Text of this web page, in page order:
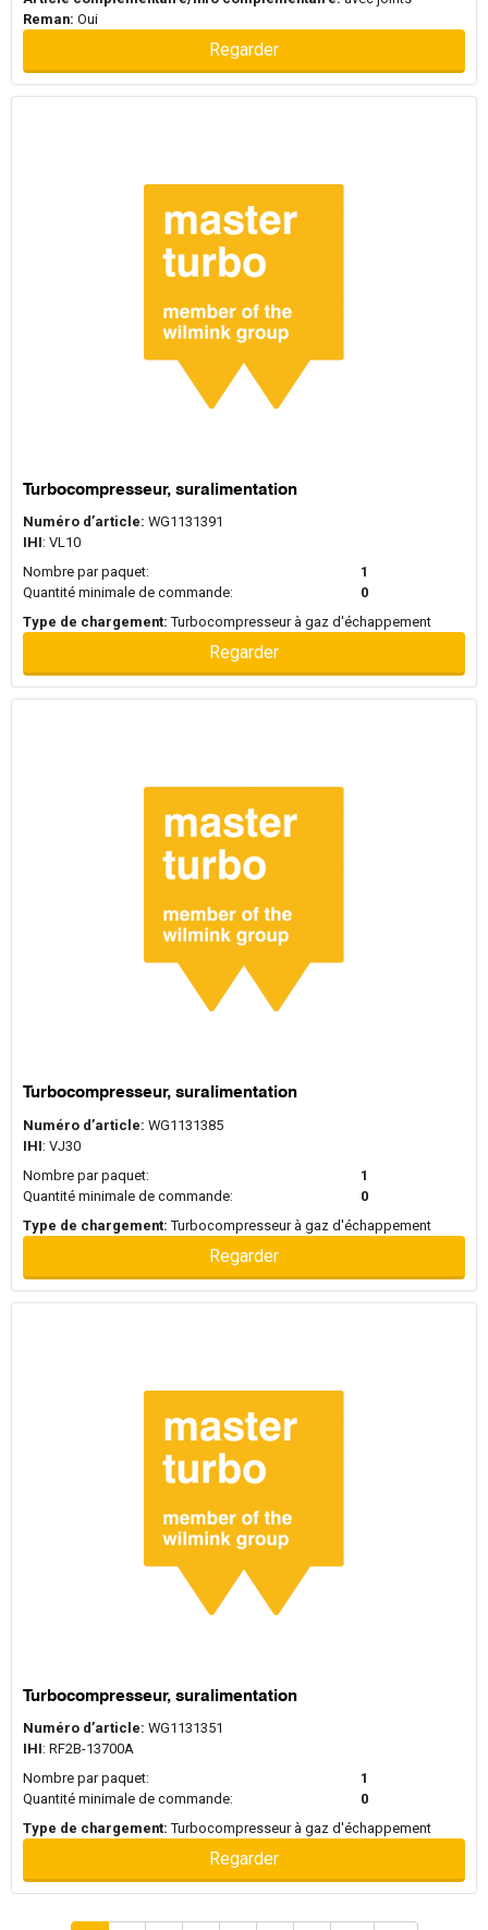
Reman: Oui
Regarder
Turbocompresseur, suralimentation
Numéro d’article: WG1131391
IHI: VL10
Nombre par paquet:
1
Quantité minimale de commande:
0
Type de chargement: Turbocompresseur à gaz d'échappement
Regarder
Turbocompresseur, suralimentation
Numéro d’article: WG1131385
IHI: VJ30
Nombre par paquet:
1
Quantité minimale de commande:
0
Type de chargement: Turbocompresseur à gaz d'échappement
Regarder
Turbocompresseur, suralimentation
Numéro d’article: WG1131351
IHI: RF2B-13700A
Nombre par paquet:
1
Quantité minimale de commande:
0
Type de chargement: Turbocompresseur à gaz d'échappement
Regarder